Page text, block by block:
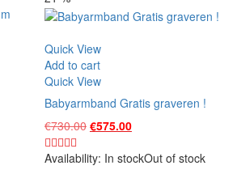
Quick View
Add to cart
Quick View
Babyarmband Gratis graveren !
€730.00 Original
was:
€575.00Current
is:
Availability: In stockOut of stock